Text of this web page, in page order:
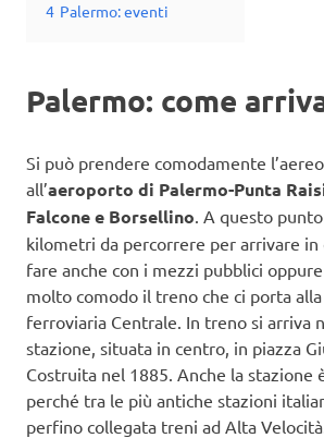
4 Palermo: eventi
Palermo: come
Si può prendere comodamente
all’aeroporto di Palermo-Punta
Falcone e Borsellino. A questo
kilometri da percorrere per arrivare in
fare anche con i mezzi pubblici
molto comodo il treno che ci porta
ferroviaria Centrale. In treno si arriva
stazione, situata in centro, in piazza
Costruita nel 1885. Anche la stazione
perché tra le più antiche stazioni
perfino collegata treni ad Alta